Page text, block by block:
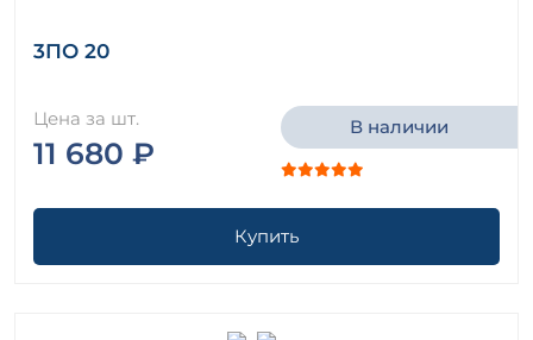
3ПО 20
Цена за шт.
11 680 ₽
В наличии
Купить